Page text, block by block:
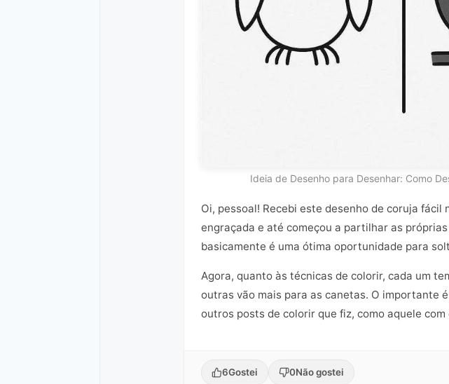
Ideia de Desenho para Desenhar: Como
Oi, pessoal! Recebi este desenho de coruja
engraçada e até começou a partilhar as
basicamente é uma ótima oportunidade para
Agora, quanto às técnicas de colorir, cada um
outras vão mais para as canetas. O importante
outros posts de colorir que fiz, como aquele
6Gostei 0Não gostei